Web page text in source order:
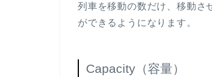
列車を移動の数だけ、移動さ
ができるようになります。
Capacity（容量）